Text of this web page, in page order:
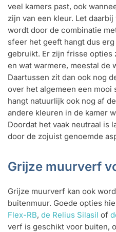
veel kamers past, ook
zijn van een kleur. Let
wordt door de combinatie
sfeer het geeft hangt dus
gebruikt. Er zijn frisse opties
en wat warmere, meestal de
Daartussen zit dan ook nog
over het algemeen een
hangt natuurlijk ook nog af
andere kleuren in de kamer
Doordat het vaak neutraal is
door de zojuist genoemde
Grijze muurverf
Grijze muurverf kan ook
buitenmuur. Goede opties
Flex-RB, de Relius Silasil of
verf is geschikt voor buiten,